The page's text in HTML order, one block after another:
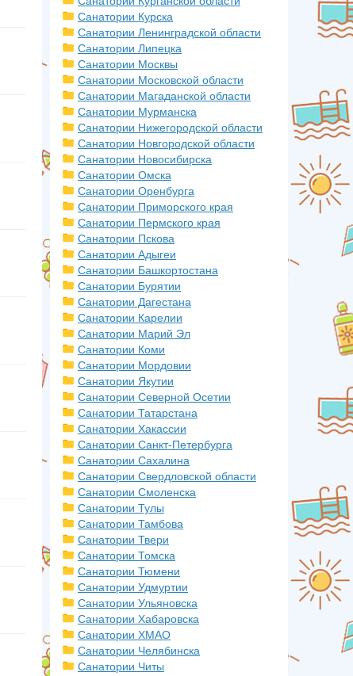
Санатории Курска
Санатории Ленинградской области
Санатории Липецка
Санатории Москвы
Санатории Московской области
Санатории Магаданской области
Санатории Мурманска
Санатории Нижегородской области
Санатории Новгородской области
Санатории Новосибирска
Санатории Омска
Санатории Оренбурга
Санатории Приморского края
Санатории Пермского края
Санатории Пскова
Санатории Адыгеи
Санатории Башкортостана
Санатории Бурятии
Санатории Дагестана
Санатории Карелии
Санатории Марий Эл
Санатории Коми
Санатории Мордовии
Санатории Якутии
Санатории Северной Осетии
Санатории Татарстана
Санатории Хакассии
Санатории Санкт-Петербурга
Санатории Сахалина
Санатории Свердловской области
Санатории Смоленска
Санатории Тулы
Санатории Тамбова
Санатории Твери
Санатории Томска
Санатории Тюмени
Санатории Удмуртии
Санатории Ульяновска
Санатории Хабаровска
Санатории ХМАО
Санатории Челябинска
Санатории Читы